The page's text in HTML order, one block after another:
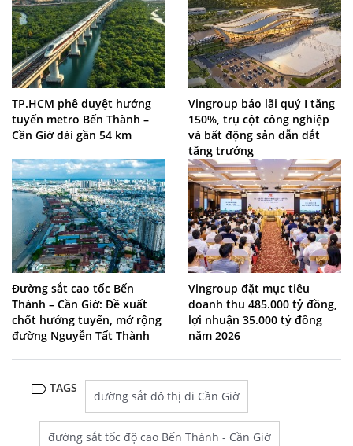
TP.HCM phê duyệt hướng
tuyến metro Bến Thành –
Cần Giờ dài gần 54 km
Vingroup báo lãi quý I tăng
150%, trụ cột công nghiệp
và bất động sản dẫn dắt
tăng trưởng
Đường sắt cao tốc Bến
Thành – Cần Giờ: Đề xuất
chốt hướng tuyến, mở rộng
đường Nguyễn Tất Thành
Vingroup đặt mục tiêu
doanh thu 485.000 tỷ đồng,
lợi nhuận 35.000 tỷ đồng
năm 2026
TAGS
đường sắt đô thị đi Cần Giờ
đường sắt tốc độ cao Bến Thành - Cần Giờ